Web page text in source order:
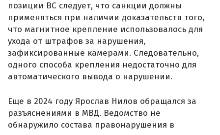
позиции ВС следует, что санкции должны
применяться при наличии доказательств того,
что магнитное крепление использовалось для
ухода от штрафов за нарушения,
зафиксированные камерами. Следовательно,
одного способа крепления недостаточно для
автоматического вывода о нарушении.
Еще в 2024 году Ярослав Нилов обращался за
разъяснениями в МВД. Ведомство не
обнаружило состава правонарушения в